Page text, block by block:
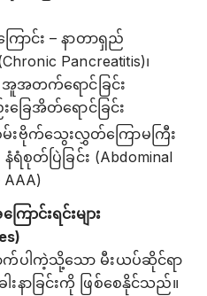
ာင်း – နာတာရှည်
Pancreatitis)၊
အူအတက်ရောင်ခြင်း
ခြေအိတ်ရောင်ခြင်း
မ်းဗိုက်သွေးလွှတ်ကြောမကြီး
စုတ်ပြဲခြင်း (Abdominal
ောင်းရင်းများ
က်ပါကဲ့သို့သော မီးယပ်ဆိုင်ရာ
းနာခြင်းကို ဖြစ်စေနိုင်သည်။